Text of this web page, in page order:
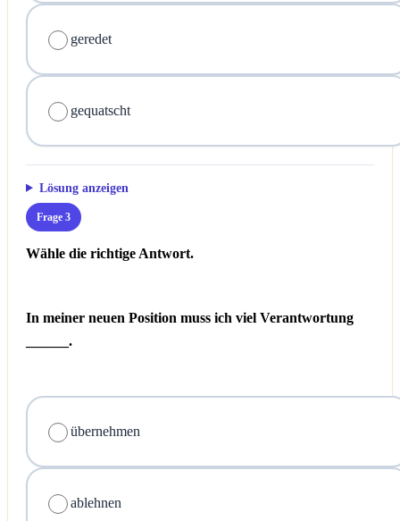
geredet
gequatscht
Lösung anzeigen
Frage 3
Wähle die richtige Antwort.
In meiner neuen Position muss ich viel Verantwortung
______.
übernehmen
ablehnen